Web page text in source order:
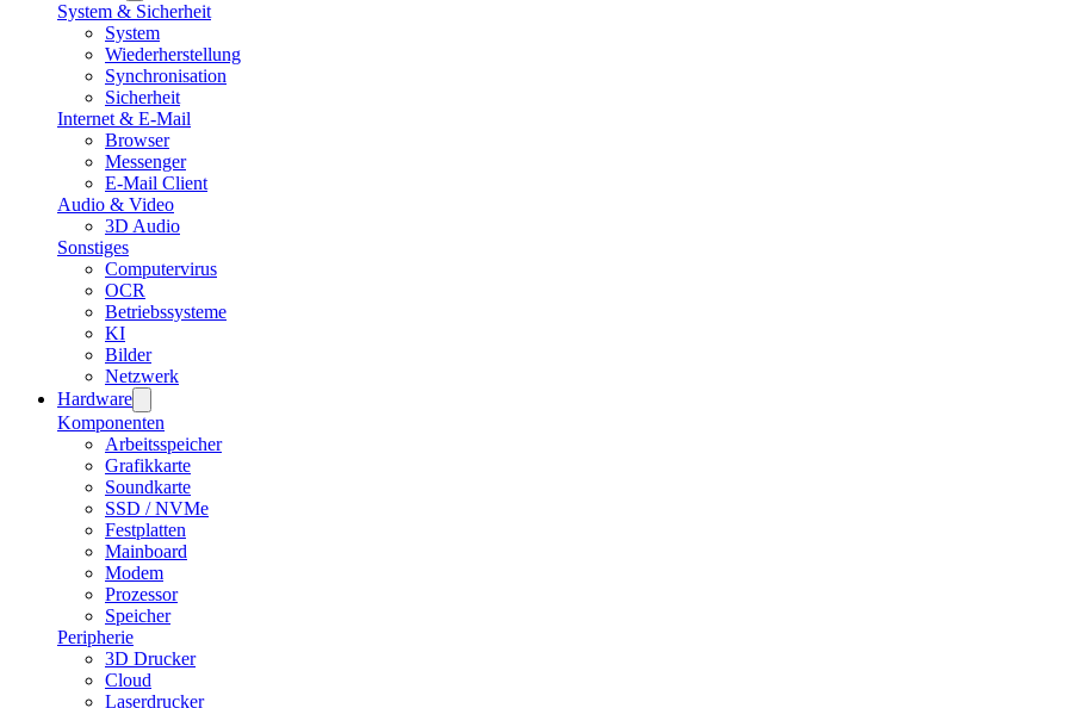
System & Sicherheit
System
Wiederherstellung
Synchronisation
Sicherheit
Internet & E-Mail
Browser
Messenger
E-Mail Client
Audio & Video
3D Audio
Sonstiges
Computervirus
OCR
Betriebssysteme
KI
Bilder
Netzwerk
Hardware
Komponenten
Arbeitsspeicher
Grafikkarte
Soundkarte
SSD / NVMe
Festplatten
Mainboard
Modem
Prozessor
Speicher
Peripherie
3D Drucker
Cloud
Laserdrucker